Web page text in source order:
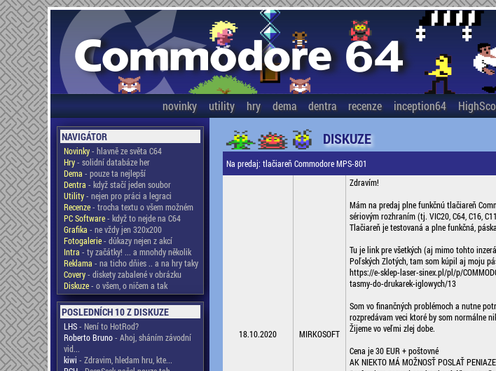
novinky utility hry dema dentra recenze inception64
NAVIGÁTOR
Novinky- hlavně ze světa C64
Hry- solidní databáze her
Dema - pouze ta nejlepší
Dentra - když stačí jeden soubor
Utility- nejen pro práci a legraci
Recenze- trocha textu o všem možném
PC Software- když to nejde na C64
Grafika - ne vždy jen 320x200
Fotogalerie- důkazy nejen z akcí
Intra - ty začátky! ... a mnohdy několik
Reklama - na ticho dňies .. a na hry taky
Covery- diskety zabalené v obrázku
Diskuze- o všem, o ničem a tak
POSLEDNÍCH 10 Z DISKUZE
LHS- Není to HotRod?
Roberto Bruno- Ahoj, sháním závodní
vid...
kiwi - Zdravim, hledam hru, kte...
DISKUZE
Na predaj: tlačiareň Commodore MPS-801
18.10.2020 MIRKOSOFT
Zdravím!
Mám na predaj plne funkčnú tlačiareň
sériovým rozhraním (tj. VIC20, C64, C16,
Tlačiareň je testovaná a plne funkčná,
Tu je link pre všetkých (aj mimo tohto
Poľských Zlotých, tam som kúpil aj moju
https://e-sklep-laser-sinex.pl/pl/p/
tasmy-do-drukarek-iglowych/13
Som vo finančných problémoch a nutne
rozpredávam veci ktoré by som normálne
Žijeme vo veľmi zlej dobe.
Cena je 30 EUR + poštovné
AK NIEKTO MÁ MOŽNOSŤ POSLAŤ